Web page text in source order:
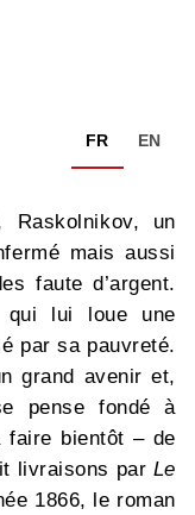
FR EN
un
mais aussi
faute d’argent.
qui lui loue une
par sa pauvreté.
grand avenir et,
pense fondé à
faire bientôt – de
livraisons par Le
1866, le roman